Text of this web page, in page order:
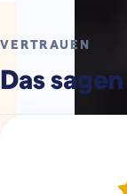
VERTRAUEN
Das sagen